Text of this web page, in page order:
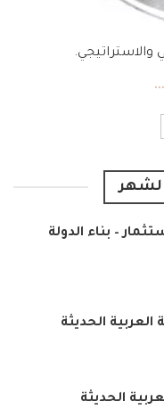
الشهر
– بناء الدولة
الحديثة
الحديثة